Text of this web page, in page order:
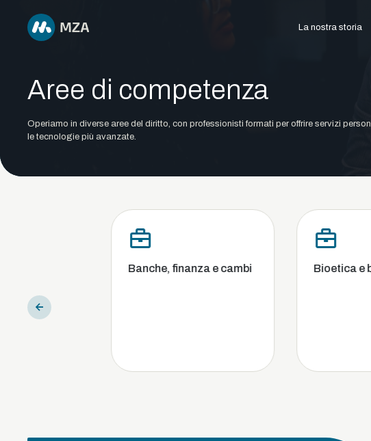
La nostra storia
Aree di competenza
Operiamo in diverse aree del diritto, con professionisti formati per offrire servizi
le tecnologie più avanzate.
Banche, finanza e cambi Bioetica e